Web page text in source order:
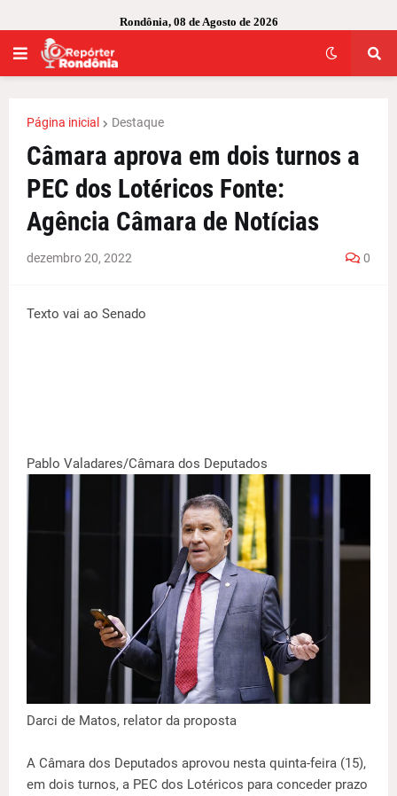
Rondônia, 08 de Agosto de 2026
Página inicial Destaque
Câmara aprova em dois turnos a
PEC dos Lotéricos Fonte:
Agência Câmara de Notícias
dezembro 20, 2022 0
Texto vai ao Senado
Pablo Valadares/Câmara dos Deputados
Darci de Matos, relator da proposta
A Câmara dos Deputados aprovou nesta quinta-feira (15),
em dois turnos, a PEC dos Lotéricos para conceder prazo